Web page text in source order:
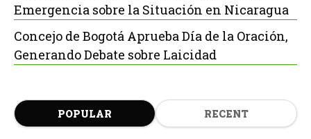
Emergencia sobre la Situación en Nicaragua
Concejo de Bogotá Aprueba Día de la Oración,
Generando Debate sobre Laicidad
POPULAR RECENT